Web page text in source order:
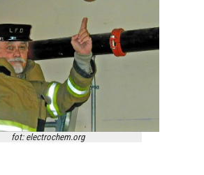
fot: electrochem.org